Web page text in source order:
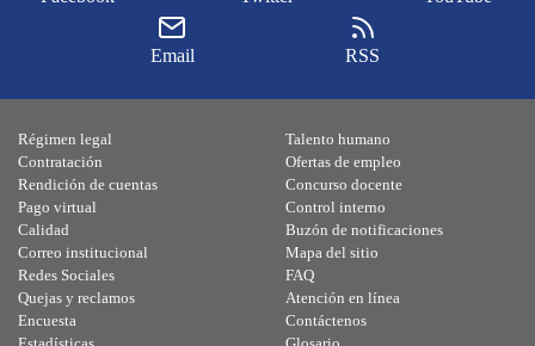
Email RSS
Régimen legal
Contratación
Rendición de cuentas
Pago virtual
Calidad
Talento humano
Ofertas de empleo
Concurso docente
Control interno
Buzón de notificaciones
Correo institucional
Redes Sociales
Quejas y reclamos
Encuesta
Mapa del sitio
FAQ
Atención en línea
Contáctenos